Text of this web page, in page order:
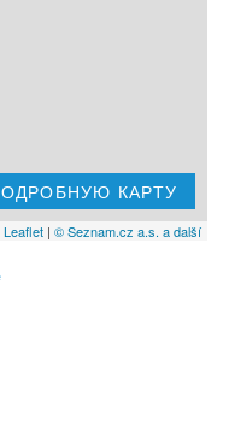
КАРТУ
Leaflet | © Seznam.cz a.s. a další